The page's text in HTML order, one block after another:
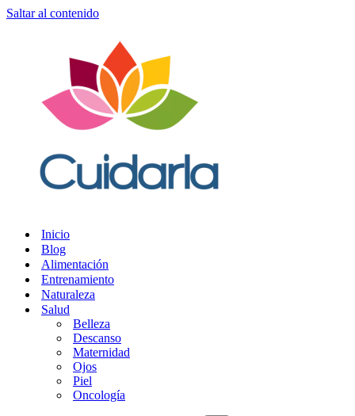
Saltar al contenido
Inicio
Blog
Alimentación
Entrenamiento
Naturaleza
Salud
Belleza
Descanso
Maternidad
Ojos
Piel
Oncología